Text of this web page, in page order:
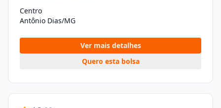
Centro
Antônio Dias/MG
Ver mais detalhes
Quero esta bolsa